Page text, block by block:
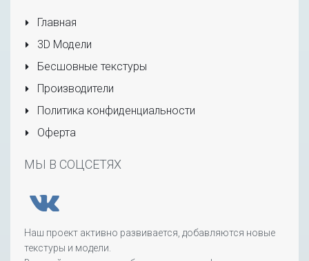
Главная
3D Модели
Бесшовные текстуры
Производители
Политика конфиденциальности
Оферта
МЫ В СОЦСЕТЯХ
Наш проект активно развивается, добавляются новые
текстуры и модели.